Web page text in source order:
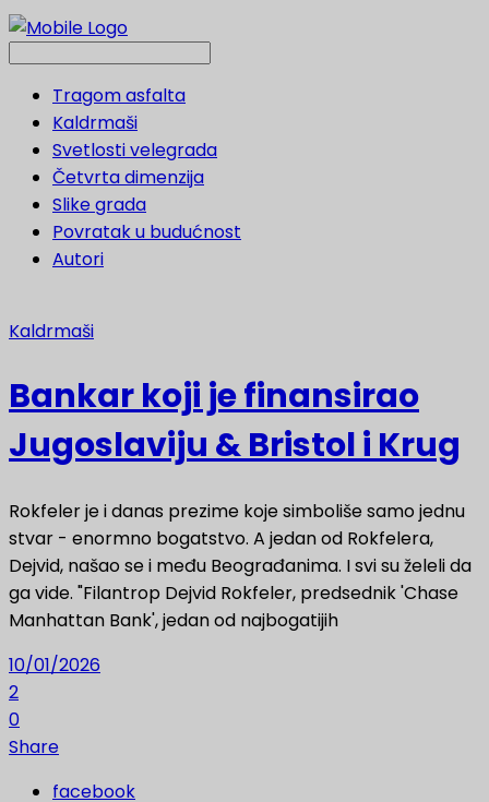
Tragom asfalta
Kaldrmaši
Svetlosti velegrada
Četvrta dimenzija
Slike grada
Povratak u budućnost
Autori
Kaldrmaši
Bankar koji je finansirao
Jugoslaviju & Bristol i Krug
Rokfeler je i danas prezime koje simboliše samo jednu
stvar - enormno bogatstvo. A jedan od Rokfelera,
Dejvid, našao se i među Beograđanima. I svi su želeli da
ga vide. "Filantrop Dejvid Rokfeler, predsednik 'Chase
Manhattan Bank', jedan od najbogatijih
10/01/2026
2
0
Share
facebook